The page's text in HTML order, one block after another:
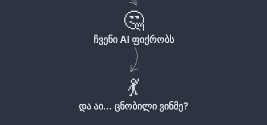
🤔
ჩვენი AI ფიქრობს
💃
და აი... ცნობილი ვინმე?